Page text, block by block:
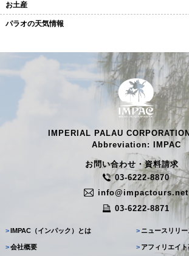
お土産
パラオの天気情報
IMPERIAL PALAU
Abbreviation: IMPAC
お問い合わせ・資料請求
03-6222-8870
info@impactours.net
03-6222-8871
> IMPAC（インパック）とは
>会社概要
> ニュースリリー
> アフィリエイ